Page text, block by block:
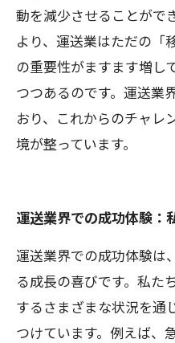
動を減少させることがで
より、運送業はただの「
の重要性がますます増し
つつあるのです。運送業
おり、これからのチャレ
境が整っています。
運送業界での成功体験：
運送業界での成功体験は
る成長の喜びです。私た
するさまざまな状況を通
つけています。例えば、